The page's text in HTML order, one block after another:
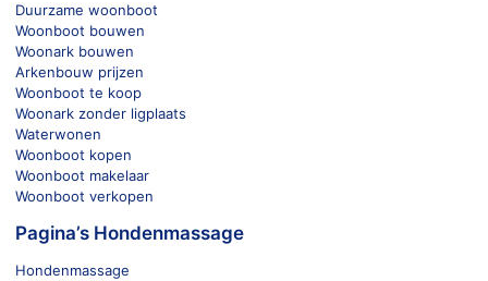
Duurzame woonboot
Woonboot bouwen
Woonark bouwen
Arkenbouw prijzen
Woonboot te koop
Woonark zonder ligplaats
Waterwonen
Woonboot kopen
Woonboot makelaar
Woonboot verkopen
Pagina’s Hondenmassage
Hondenmassage